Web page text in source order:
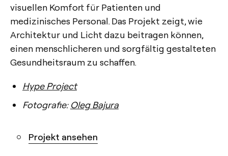
visuellen Komfort für Patienten und
medizinisches Personal. Das Projekt zeigt, wie
Architektur und Licht dazu beitragen können,
einen menschlicheren und sorgfältig gestalteten
Gesundheitsraum zu schaffen.
Hype Project
Fotografie: Oleg Bajura
Projekt ansehen